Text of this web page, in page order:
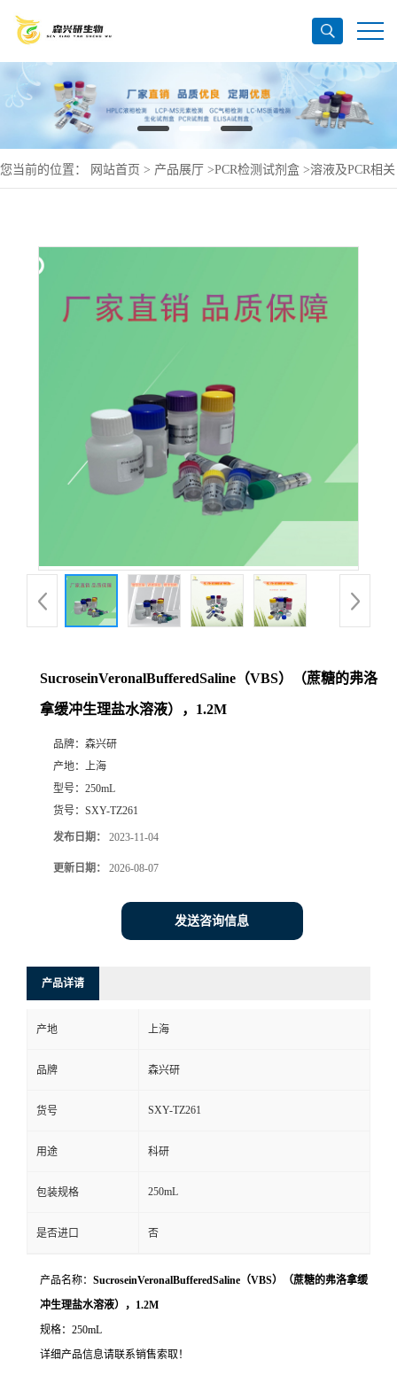
您当前的位置： 网站首页 > 产品展厅 >PCR检测试剂盒 >溶液及PCR相关
SucroseinVeronalBufferedSaline（VBS）（蔗糖的弗洛
拿缓冲生理盐水溶液），1.2M
品牌： 森兴研
产地： 上海
型号： 250mL
货号： SXY-TZ261
发布日期： 2023-11-04
更新日期： 2026-08-07
发送咨询信息
产品详请
产地 上海
品牌 森兴研
货号 SXY-TZ261
用途 科研
包装规格 250mL
是否进口 否
产品名称： SucroseinVeronalBufferedSaline（VBS）（蔗糖的弗洛拿缓
冲生理盐水溶液），1.2M
规格：250mL
详细产品信息请联系销售索取！